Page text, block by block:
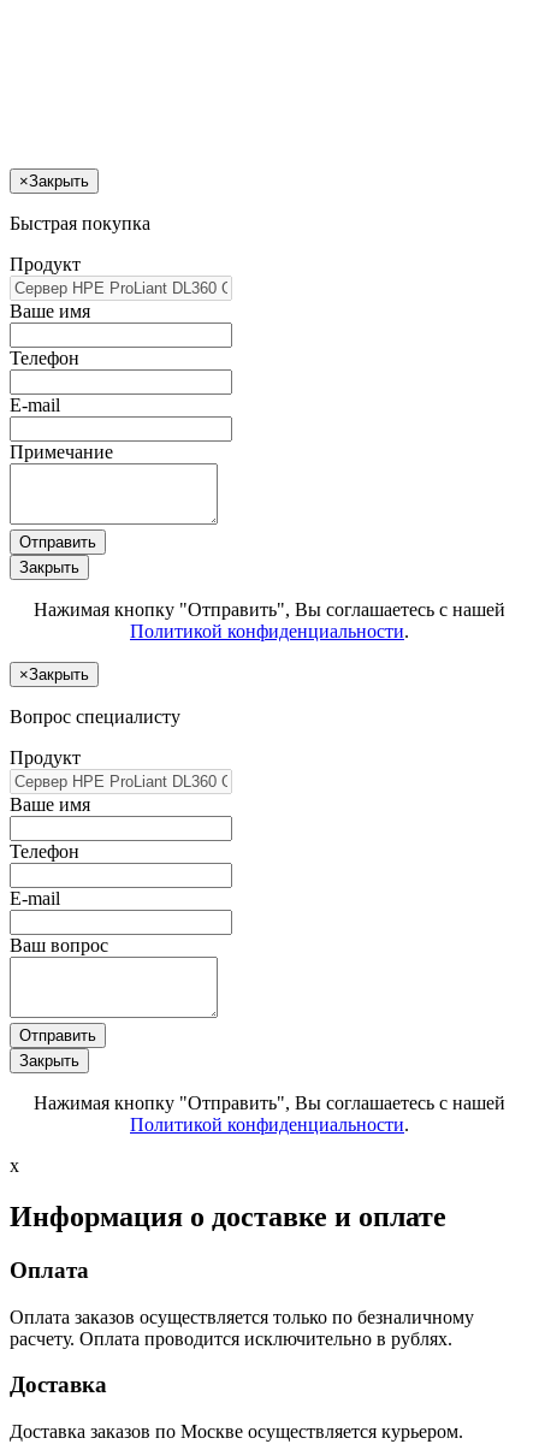
×Закрыть
Быстрая покупка
Продукт
Ваше имя
Телефон
E-mail
Примечание
Отправить
Закрыть
Нажимая кнопку "Отправить", Вы соглашаетесь с нашей
Политикой конфиденциальности.
×Закрыть
Вопрос специалисту
Продукт
Ваше имя
Телефон
E-mail
Ваш вопрос
Отправить
Закрыть
Нажимая кнопку "Отправить", Вы соглашаетесь с нашей
Политикой конфиденциальности.
x
Информация о доставке и оплате
Оплата
Оплата заказов осуществляется только по безналичному
расчету. Оплата проводится исключительно в рублях.
Доставка
Доставка заказов по Москве осуществляется курьером.